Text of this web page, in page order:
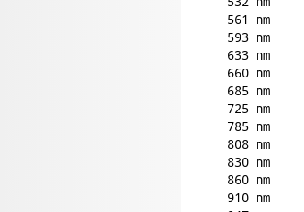
561 nm
593 nm
633 nm
660 nm
685 nm
725 nm
785 nm
808 nm
830 nm
860 nm
910 nm